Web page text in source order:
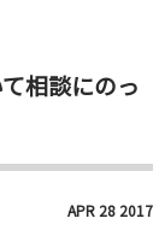
相談にのっ
APR 28 2017